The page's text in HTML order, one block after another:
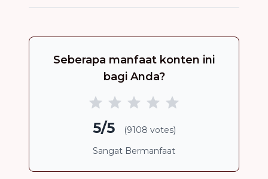
Seberapa manfaat konten ini
bagi Anda?
5/5
(9108 votes)
Sangat Bermanfaat